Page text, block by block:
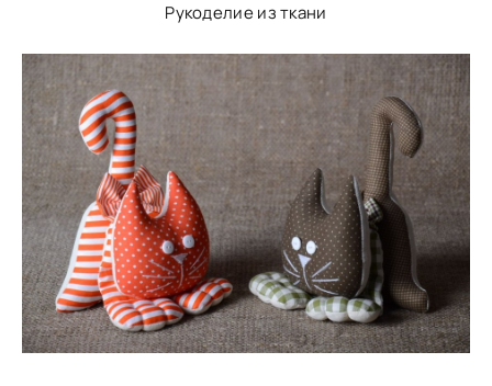
Рукоделие из ткани